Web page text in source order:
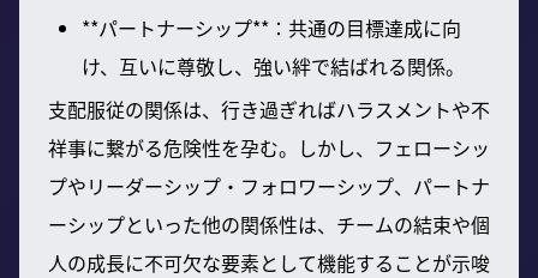
**パートナーシップ**：共通の目標達成に向
け、互いに尊敬し、強い絆で結ばれる関係。
支配服従の関係は、行き過ぎればハラスメントや不
祥事に繋がる危険性を孕む。しかし、フェローシッ
プやリーダーシップ・フォロワーシップ、パートナ
ーシップといった他の関係性は、チームの結束や個
人の成長に不可欠な要素として機能することが示唆